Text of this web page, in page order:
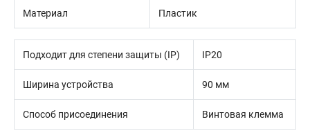
Материал Пластик
Подходит для степени защиты (IP) IP20
Ширина устройства 90 мм
Способ присоединения Винтовая клемма